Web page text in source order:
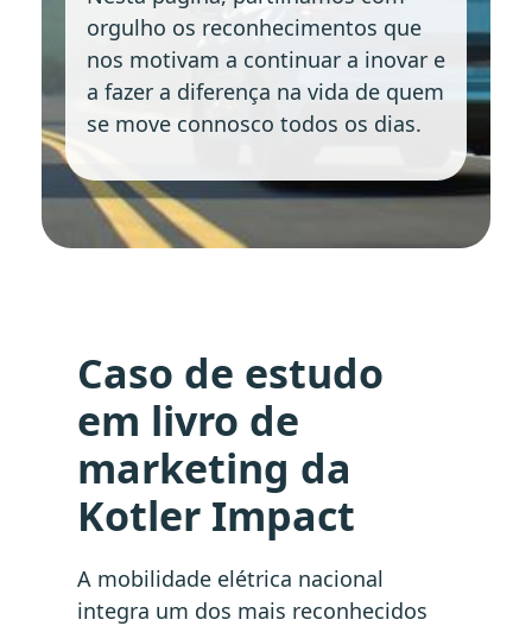
orgulho os reconhecimentos que
nos motivam a continuar a inovar e
a fazer a diferença na vida de quem
se move connosco todos os dias.
Caso de estudo
em livro de
marketing da
Kotler Impact
A mobilidade elétrica nacional
integra um dos mais reconhecidos